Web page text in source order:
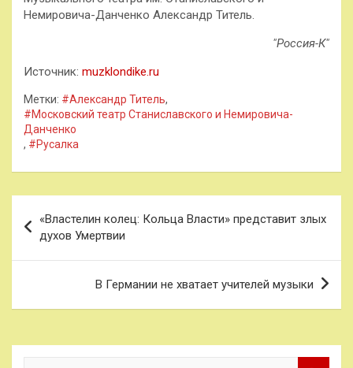
Немировича-Данченко Александр Титель.
"Россия-К"
Источник: muzklondike.ru
Метки: #Александр Титель,
#Московский театр Станиславского и Немировича-
Данченко
, #Русалка
по
записям
«Властелин колец: Кольца Власти» представит злых
духов Умертвии
В Германии не хватает учителей музыки